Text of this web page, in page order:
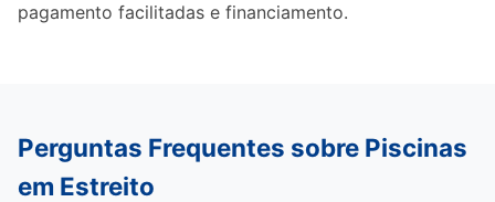
pagamento facilitadas e financiamento.
Perguntas Frequentes sobre Piscinas
em Estreito